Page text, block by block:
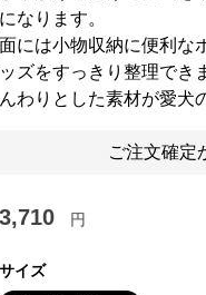
なります。
には小物収納に便利な
ズをすっきり整理でき
わりとした素材が愛犬
ご注文確定
3,710 円
サイズ